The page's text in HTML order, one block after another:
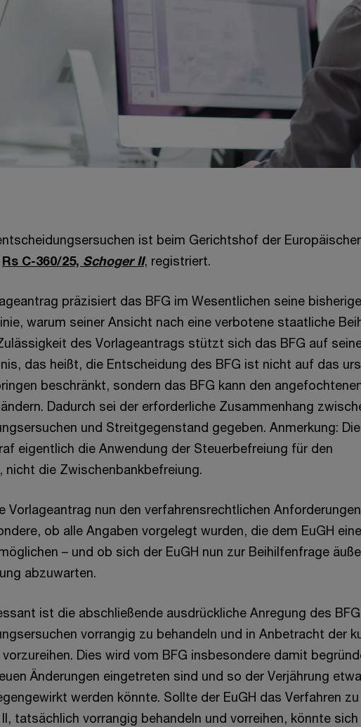
ist beim Gerichtshof der
Rs C-360/25, Schoger II, registriert.
präzisiert das BFG im Wesentlichen seine bisherige
warum seiner Ansicht nach eine verbotene staatliche
des Vorlageantrags stützt sich das BFG auf
das heißt, die Entscheidung des BFG ist nicht auf das
beschränkt, sondern das BFG kann den
Dadurch sei der erforderliche Zusammenhang
und Streitgegenstand gegeben. Anmerkung: Die
eigentlich die Anwendung der Steuerbefreiung für den
nicht die Zwischenbankbefreiung.
Vorlageantrag nun den verfahrensrechtlichen
ob alle Angaben vorgelegt wurden, die dem EuGH eine
– und ob sich der EuGH nun zur Beihilfenfrage
abzuwarten.
ist die abschließende ausdrückliche Anregung des
vorrangig zu behandeln und in Anbetracht der
Dies wird vom BFG insbesondere damit
Änderungen eingetreten sind und so der Verjährung
werden könnte. Sollte der EuGH das Verfahren
tatsächlich vorrangig behandeln und vorreihen, könnte